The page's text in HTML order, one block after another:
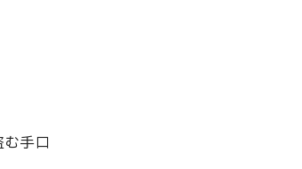
む手口